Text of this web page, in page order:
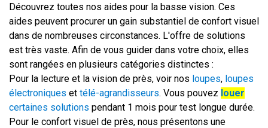
Découvrez toutes nos aides pour la basse vision. Ces
aides peuvent procurer un gain substantiel de confort visuel
dans de nombreuses circonstances. L'offre de solutions
est très vaste. Afin de vous guider dans votre choix, elles
sont rangées en plusieurs catégories distinctes :
Pour la lecture et la vision de près, voir nos loupes, loupes
électroniques et télé-agrandisseurs. Vous pouvez louer
certaines solutions pendant 1 mois pour test longue durée.
Pour le confort visuel de près, nous présentons une